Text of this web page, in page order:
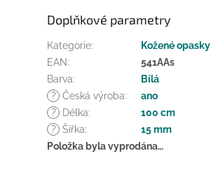
Doplňkové parametry
Kategorie:
Kožené opasky
EAN:
541AAs
Barva:
Bílá
?
Česká výroba:
ano
?
Délka:
100 cm
?
Šířka:
15 mm
Položka byla vyprodána…